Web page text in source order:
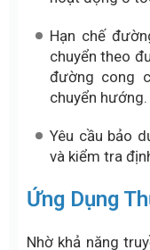
Hạn chế
chuyển theo
đường cong
chuyển hướng.
Yêu cầu bảo
và kiểm tra
Ứng Dụng
Nhờ khả năng